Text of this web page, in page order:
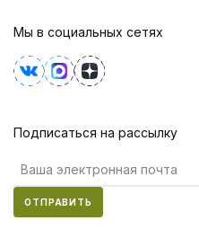
Мы в социальных сетях
Подписаться на рассылку
ОТПРАВИТЬ